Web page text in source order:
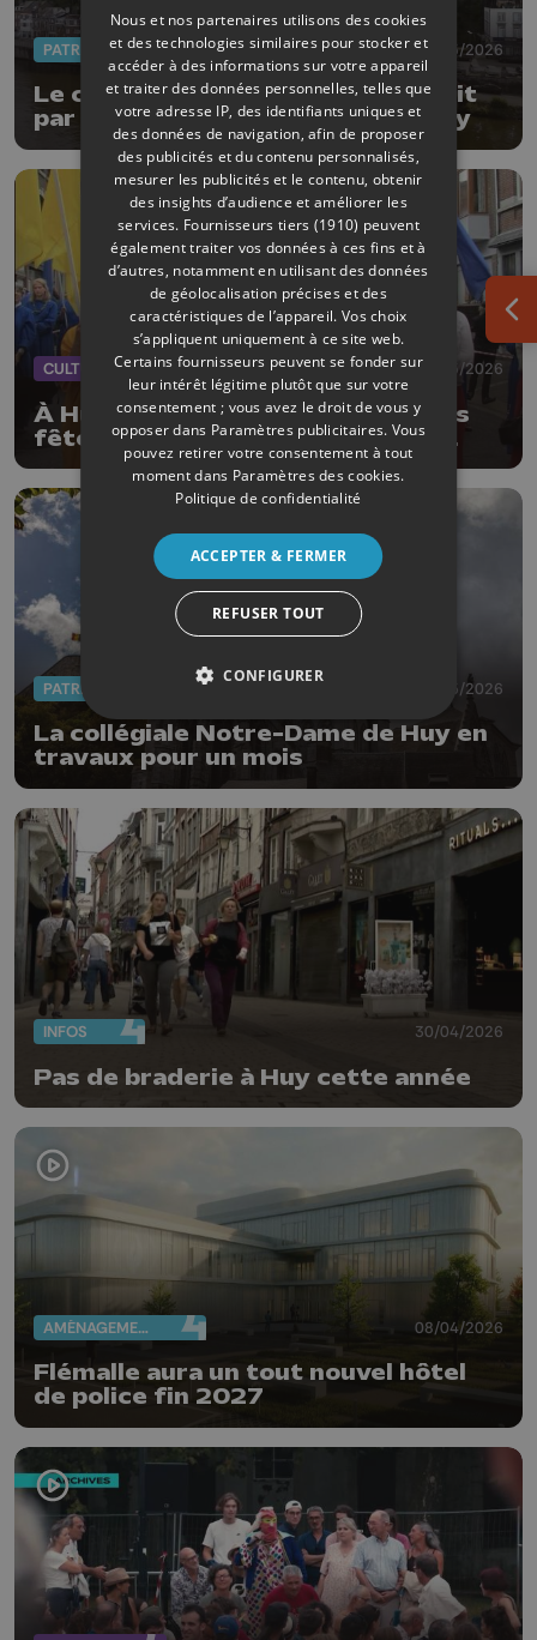
PATRIMOINE 20/05/2026
Le collège communal de Huy réagit
par rapport à l'état du Fort de Huy
CULTURE 19/05/2026
À Huy, le 15 août et le cortège des
fêtes septennales se préparent
déjà, les organisateurs lancent un
vibrant appel à l’aide
PATRIMOINE 08/05/2026
La collégiale Notre-Dame de Huy en
travaux pour un mois
INFOS 30/04/2026
Pas de braderie à Huy cette année
AMÉNAGEMENT DU TERRITOIRE 08/04/2026
Flémalle aura un tout nouvel hôtel
de police fin 2027
Nous et nos partenaires utilisons des cookies
et des technologies similaires pour stocker et
accéder à des informations sur votre appareil
et traiter des données personnelles, telles que
votre adresse IP, des identifiants uniques et
des données de navigation, afin de proposer
des publicités et du contenu personnalisés,
mesurer les publicités et le contenu, obtenir
des insights d’audience et améliorer les
services. Fournisseurs tiers (1910) peuvent
également traiter vos données à ces fins et à
d’autres, notamment en utilisant des données
de géolocalisation précises et des
caractéristiques de l’appareil. Vos choix
s’appliquent uniquement à ce site web.
Certains fournisseurs peuvent se fonder sur
leur intérêt légitime plutôt que sur votre
consentement ; vous avez le droit de vous y
opposer dans Paramètres publicitaires. Vous
pouvez retirer votre consentement à tout
moment dans Paramètres des cookies.
Politique de confidentialité
ACCEPTER & FERMER
REFUSER TOUT
CONFIGURER